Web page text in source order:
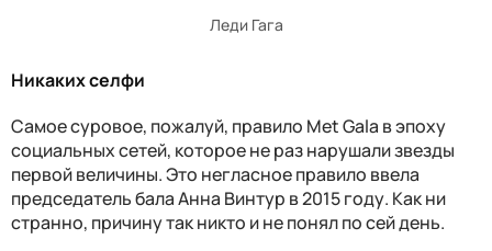
Леди Гага
Никаких селфи
Самое суровое, пожалуй, правило Met Gala в эпоху
социальных сетей, которое не раз нарушали звезды
первой величины. Это негласное правило ввела
председатель бала Анна Винтур в 2015 году. Как ни
странно, причину так никто и не понял по сей день.